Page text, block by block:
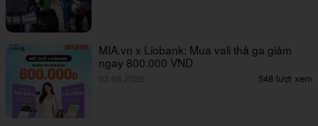
MIA.vn x Liobank: Mua vali thả ga giảm
ngay 800.000 VND
03.08.2026 548 lượt xem